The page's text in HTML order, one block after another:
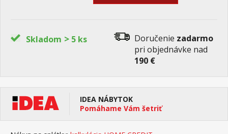
Skladom > 5 ks Doručenie zadarmo
pri objednávke nad
190 €
IDEA NÁBYTOK
Pomáhame Vám šetriť